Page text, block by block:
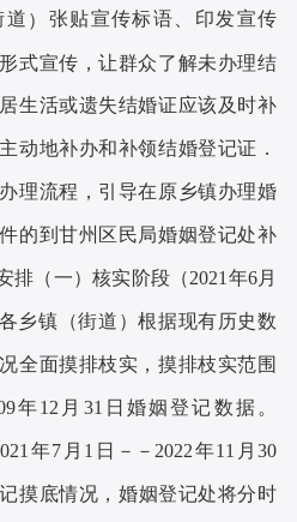
道 ） 张贴宣传标语、印发宣传
式宣传，让群众了解未办理结
生活或遗失结婚证应该及时补
动地补办和补领结婚登记证 ．
理流程，引导在原乡镇办理婚
的到甘州区民局婚姻登记处补
排 （一）核实阶段 （2021 年6月
各乡镇 （街道 ）根据现有历史数
全面摸排枝实，摸排枝实范围
年12 月 31 日婚姻登记数据。
年7 月 1 日 －－2022年11 月30
摸底情况，婚姻登记处将分时